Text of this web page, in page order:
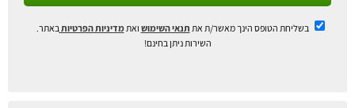
בשליחת הטופס הינך מאשר/ת את תנאי השימוש ואתמדיניות הפרטיות באתר.
השירות ניתן בחינם!